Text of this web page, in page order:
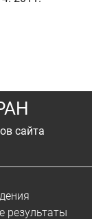
сайта
результаты